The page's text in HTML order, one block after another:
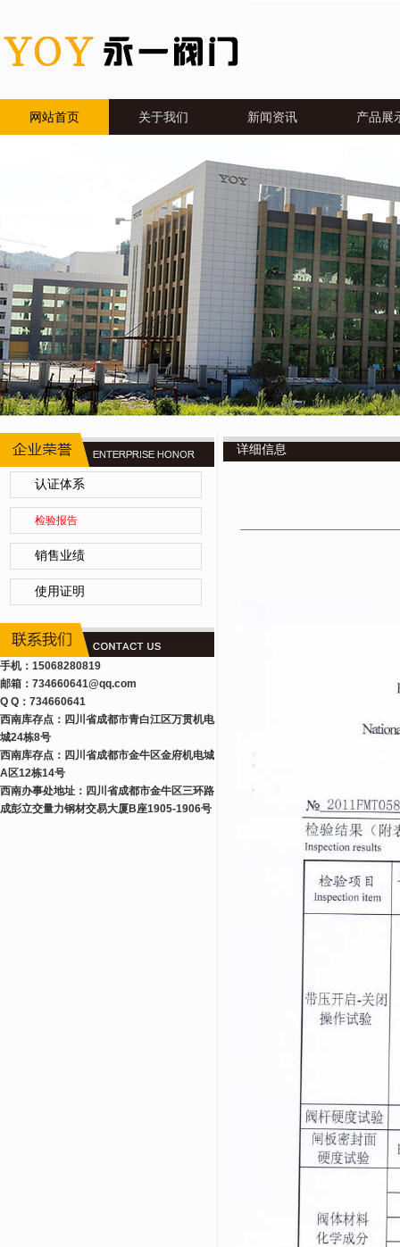
网站首页 关于我们 新闻资讯 产品展
认证体系
检验报告
销售业绩
使用证明
手机：15068280819
邮箱：734660641@qq.com
Q Q：734660641
西南库存点：四川省成都市青白江区万贯机电
城24栋8号
西南库存点：四川省成都市金牛区金府机电城
A区12栋14号
西南办事处地址：四川省成都市金牛区三环路
成彭立交量力钢材交易大厦B座1905-1906号
详细信息